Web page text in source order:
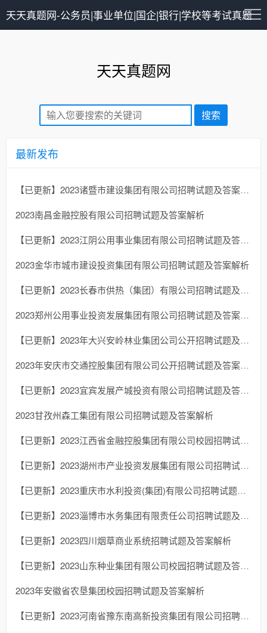
天天真题网-公务员|事业单位|国企|银行|学校等考试真题
天天真题网
最新发布
【已更新】2023诸暨市建设集团有限公司招聘试题及答案解析
2023南昌金融控股有限公司招聘试题及答案解析
【已更新】2023江阴公用事业集团有限公司招聘试题及答案解析
2023金华市城市建设投资集团有限公司招聘试题及答案解析
【已更新】2023长春市供热（集团）有限公司招聘试题及答案解析
2023郑州公用事业投资发展集团有限公司招聘试题及答案解析
【已更新】2023年大兴安岭林业集团公司公开招聘试题及答案解析
2023年安庆市交通控股集团有限公司公开招聘试题及答案解析
【已更新】2023宜宾发展产城投资有限公司招聘试题及答案解析
2023甘孜州森工集团有限公司招聘试题及答案解析
【已更新】2023江西省金融控股集团有限公司校园招聘试题及答案解析
【已更新】2023湖州市产业投资发展集团有限公司招聘试题及答案解析
【已更新】2023重庆市水利投资(集团)有限公司招聘试题及答案解析
【已更新】2023淄博市水务集团有限责任公司招聘试题及答案解析
【已更新】2023四川烟草商业系统招聘试题及答案解析
【已更新】2023山东种业集团有限公司校园招聘试题及答案解析
2023年安徽省农垦集团校园招聘试题及答案解析
【已更新】2023河南省豫东南高新投资集团有限公司招聘试题及答案解析